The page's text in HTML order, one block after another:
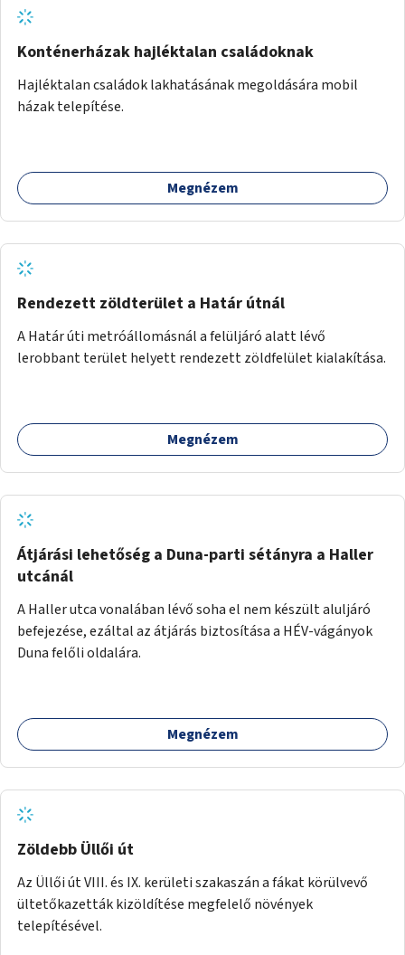
Konténerházak hajléktalan családoknak
Hajléktalan családok lakhatásának megoldására mobil
házak telepítése.
Megnézem
Rendezett zöldterület a Határ útnál
A Határ úti metróállomásnál a felüljáró alatt lévő
lerobbant terület helyett rendezett zöldfelület kialakítása.
Megnézem
Átjárási lehetőség a Duna-parti sétányra a Haller
utcánál
A Haller utca vonalában lévő soha el nem készült aluljáró
befejezése, ezáltal az átjárás biztosítása a HÉV-vágányok
Duna felőli oldalára.
Megnézem
Zöldebb Üllői út
Az Üllői út VIII. és IX. kerületi szakaszán a fákat körülvevő
ültetőkazetták kizöldítése megfelelő növények
telepítésével.